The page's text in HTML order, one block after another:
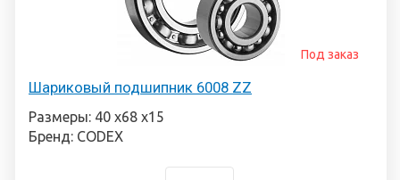
Шариковый подшипник 6008 ZZ
Под заказ
Размеры: 40 х68 х15
Бренд: CODEX